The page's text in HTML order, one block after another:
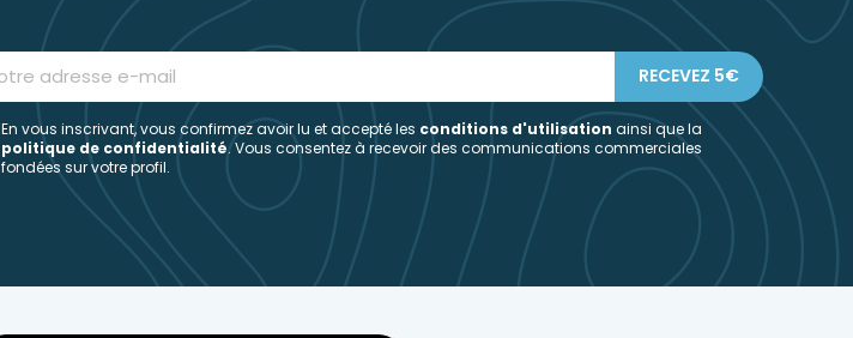
En vous inscrivant, vous confirmez avoir lu et accepté les conditions d'utilisation ainsi que la
politique de confidentialité. Vous consentez à recevoir des communications commerciales
fondées sur votre profil.